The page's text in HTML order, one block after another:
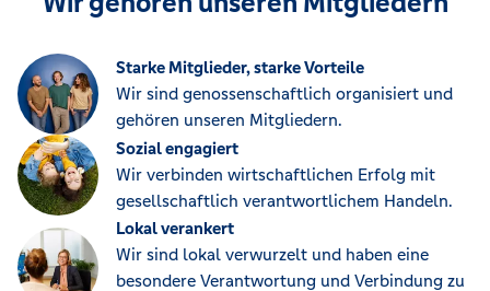
Starke Mitglieder, starke Vorteile
Wir sind genossenschaftlich organisiert und
gehören unseren Mitgliedern.
Sozial engagiert
Wir verbinden wirtschaftlichen Erfolg mit
gesellschaftlich verantwortlichem Handeln.
Lokal verankert
Wir sind lokal verwurzelt und haben eine
besondere Verantwortung und Verbindung zu